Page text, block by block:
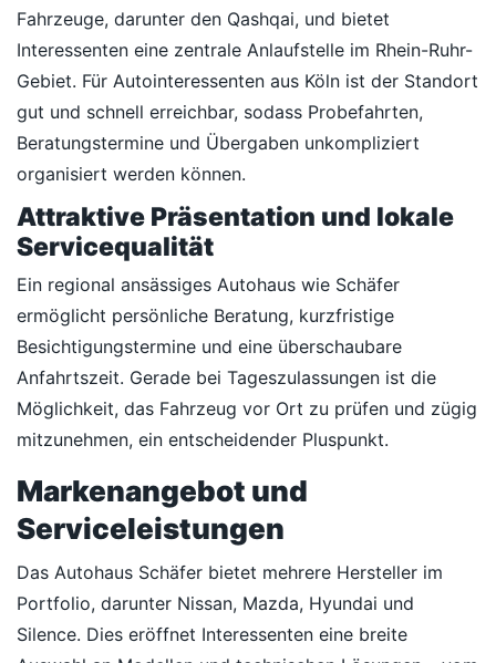
Fahrzeuge, darunter den Qashqai, und bietet
Interessenten eine zentrale Anlaufstelle im Rhein-Ruhr-
Gebiet. Für Autointeressenten aus Köln ist der Standort
gut und schnell erreichbar, sodass Probefahrten,
Beratungstermine und Übergaben unkompliziert
organisiert werden können.
Attraktive Präsentation und lokale
Servicequalität
Ein regional ansässiges Autohaus wie Schäfer
ermöglicht persönliche Beratung, kurzfristige
Besichtigungstermine und eine überschaubare
Anfahrtszeit. Gerade bei Tageszulassungen ist die
Möglichkeit, das Fahrzeug vor Ort zu prüfen und zügig
mitzunehmen, ein entscheidender Pluspunkt.
Markenangebot und
Serviceleistungen
Das Autohaus Schäfer bietet mehrere Hersteller im
Portfolio, darunter Nissan, Mazda, Hyundai und
Silence. Dies eröffnet Interessenten eine breite